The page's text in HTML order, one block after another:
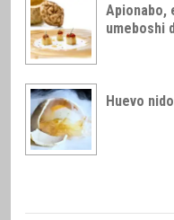
Apionabo,
umeboshi
Huevo